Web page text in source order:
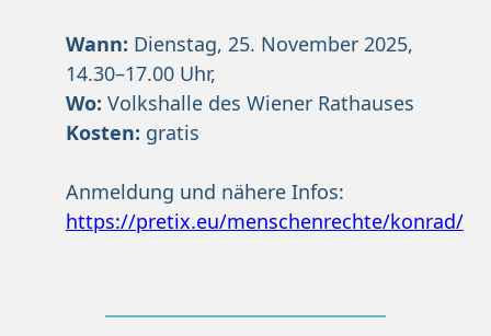
Wann: Dienstag, 25. November 2025,
14.30–17.00 Uhr,
Wo: Volkshalle des Wiener Rathauses
Kosten: gratis
Anmeldung und nähere Infos:
https://pretix.eu/menschenrechte/konrad/